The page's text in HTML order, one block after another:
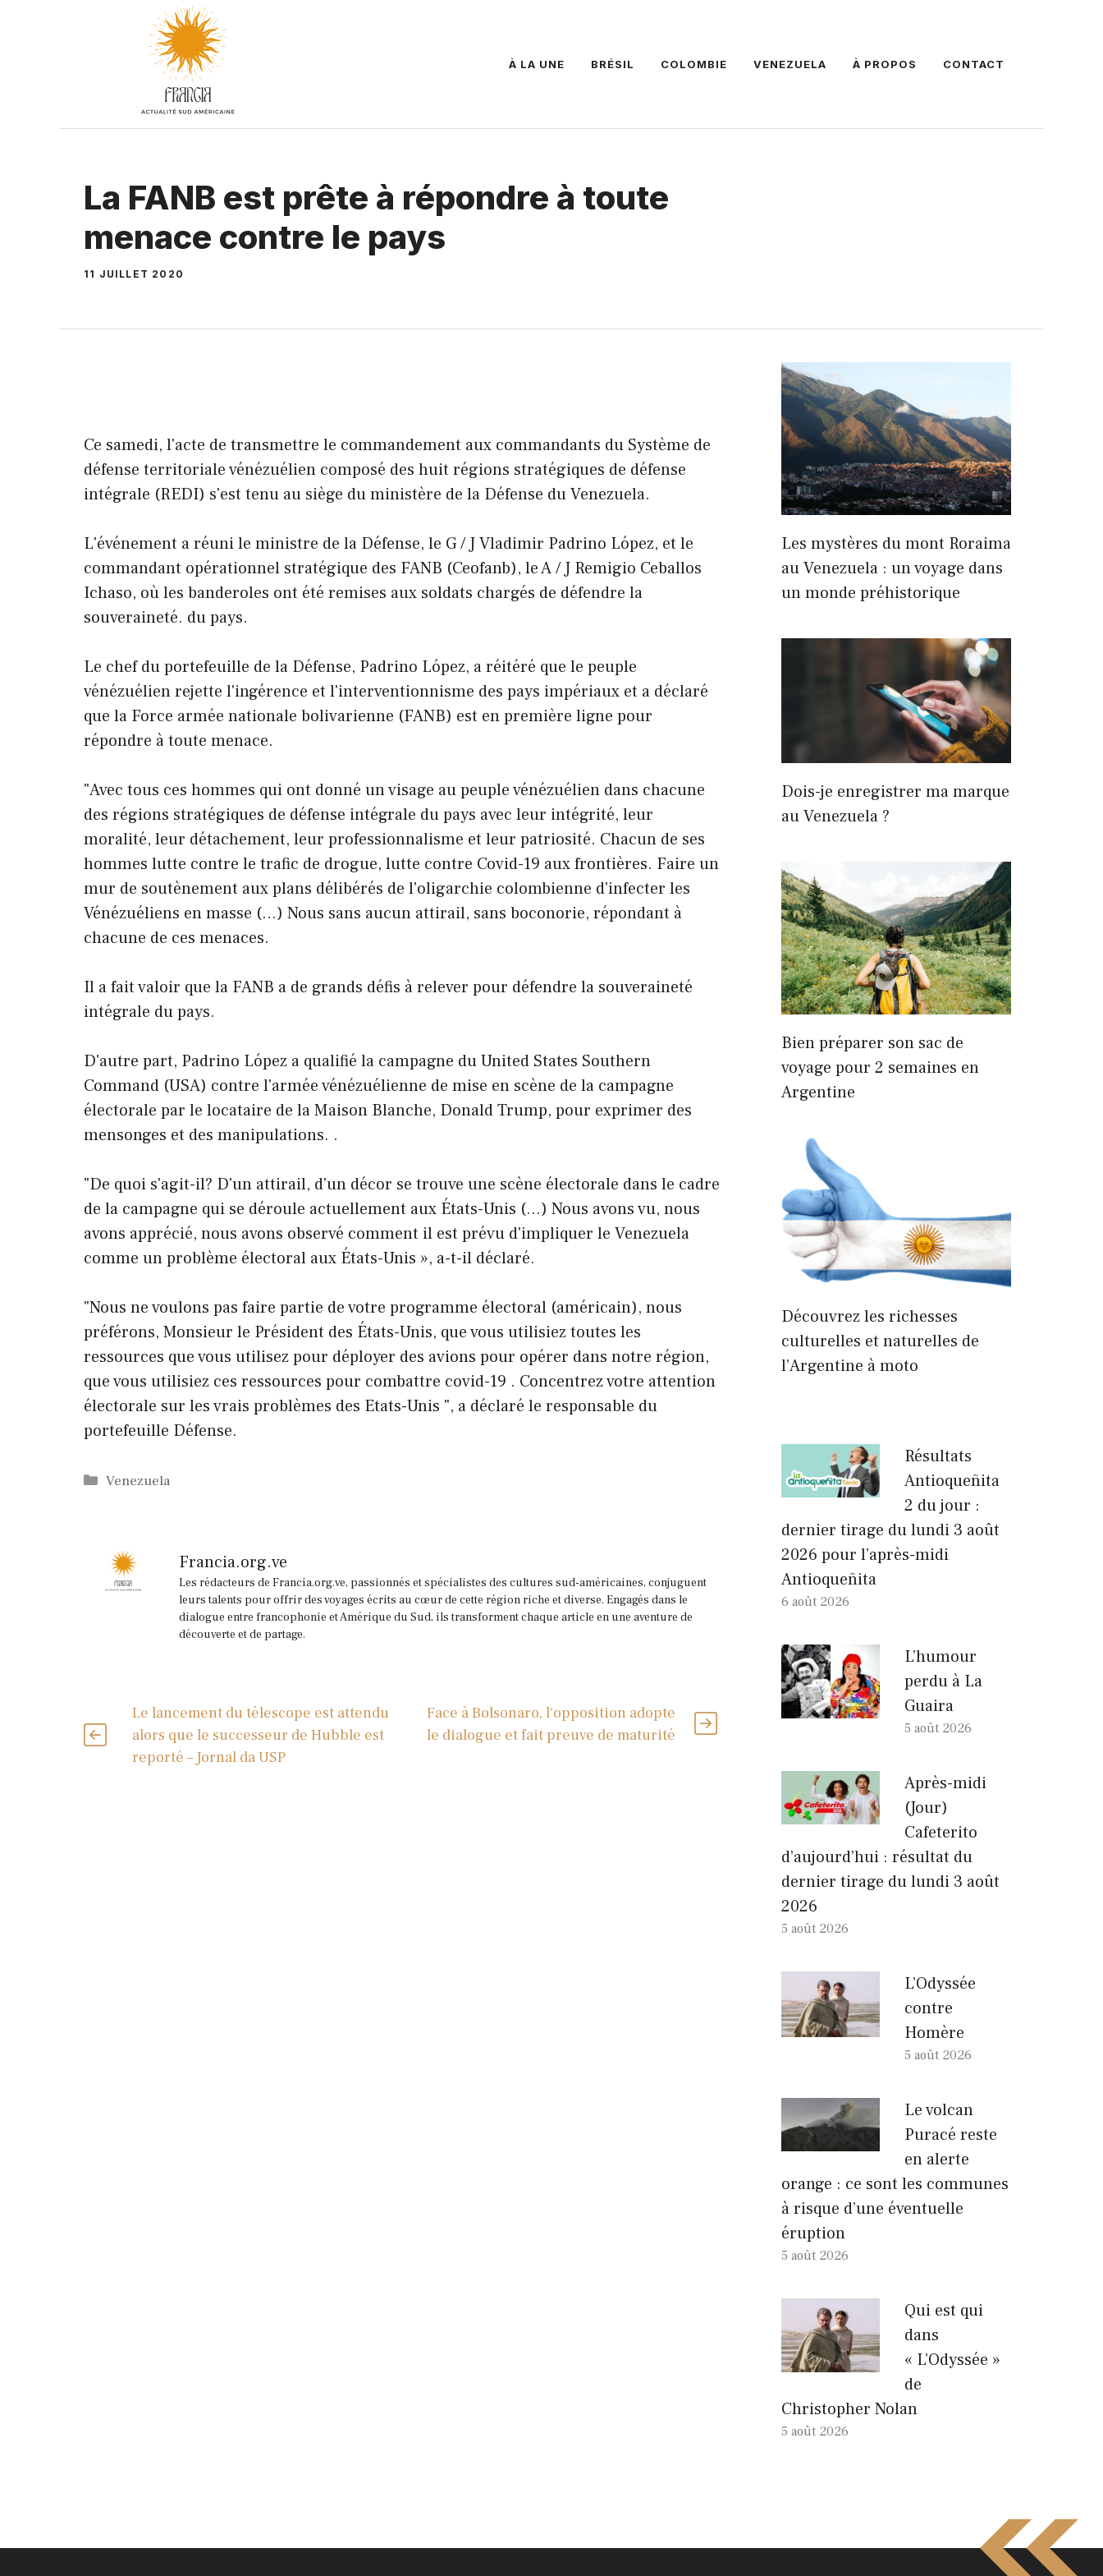
À LA UNE BRÉSIL COLOMBIE VENEZUELA À PROPOS CONTACT
La FANB est prête à répondre à toute
menace contre le pays
11 JUILLET 2020
Ce samedi, l'acte de transmettre le commandement aux commandants du Système de
défense territoriale vénézuélien composé des huit régions stratégiques de défense
intégrale (REDI) s'est tenu au siège du ministère de la Défense du Venezuela.
L'événement a réuni le ministre de la Défense, le G / J Vladimir Padrino López, et le
commandant opérationnel stratégique des FANB (Ceofanb), le A / J Remigio Ceballos
Ichaso, où les banderoles ont été remises aux soldats chargés de défendre la
souveraineté. du pays.
Le chef du portefeuille de la Défense, Padrino López, a réitéré que le peuple
vénézuélien rejette l'ingérence et l'interventionnisme des pays impériaux et a déclaré
que la Force armée nationale bolivarienne (FANB) est en première ligne pour
répondre à toute menace.
"Avec tous ces hommes qui ont donné un visage au peuple vénézuélien dans chacune
des régions stratégiques de défense intégrale du pays avec leur intégrité, leur
moralité, leur détachement, leur professionnalisme et leur patriosité. Chacun de ses
hommes lutte contre le trafic de drogue, lutte contre Covid-19 aux frontières. Faire un
mur de soutènement aux plans délibérés de l'oligarchie colombienne d'infecter les
Vénézuéliens en masse (…) Nous sans aucun attirail, sans boconorie, répondant à
chacune de ces menaces.
Il a fait valoir que la FANB a de grands défis à relever pour défendre la souveraineté
intégrale du pays.
D'autre part, Padrino López a qualifié la campagne du United States Southern
Command (USA) contre l'armée vénézuélienne de mise en scène de la campagne
électorale par le locataire de la Maison Blanche, Donald Trump, pour exprimer des
mensonges et des manipulations. .
"De quoi s'agit-il? D'un attirail, d'un décor se trouve une scène électorale dans le cadre
de la campagne qui se déroule actuellement aux États-Unis (…) Nous avons vu, nous
avons apprécié, nous avons observé comment il est prévu d'impliquer le Venezuela
comme un problème électoral aux États-Unis », a-t-il déclaré.
"Nous ne voulons pas faire partie de votre programme électoral (américain), nous
préférons, Monsieur le Président des États-Unis, que vous utilisiez toutes les
ressources que vous utilisez pour déployer des avions pour opérer dans notre région,
que vous utilisiez ces ressources pour combattre covid-19 . Concentrez votre attention
électorale sur les vrais problèmes des Etats-Unis ", a déclaré le responsable du
portefeuille Défense.
Catégories
Venezuela
Francia.org.ve
Les rédacteurs de Francia.org.ve, passionnés et spécialistes des cultures sud-américaines, conjuguent
leurs talents pour offrir des voyages écrits au cœur de cette région riche et diverse. Engagés dans le
dialogue entre francophonie et Amérique du Sud, ils transforment chaque article en une aventure de
découverte et de partage.
Le lancement du télescope est attendu
alors que le successeur de Hubble est
reporté – Jornal da USP
Face à Bolsonaro, l'opposition adopte
le dialogue et fait preuve de maturité
Les mystères du mont Roraima
au Venezuela : un voyage dans
un monde préhistorique
Dois-je enregistrer ma marque
au Venezuela ?
Bien préparer son sac de
voyage pour 2 semaines en
Argentine
Découvrez les richesses
culturelles et naturelles de
l’Argentine à moto
Résultats
Antioqueñita
2 du jour :
dernier tirage du lundi 3 août
2026 pour l’après-midi
Antioqueñita
6 août 2026
L’humour
perdu à La
Guaira
5 août 2026
Après-midi
(Jour)
Cafeterito
d’aujourd’hui : résultat du
dernier tirage du lundi 3 août
2026
5 août 2026
L’Odyssée
contre
Homère
5 août 2026
Le volcan
Puracé reste
en alerte
orange : ce sont les communes
à risque d’une éventuelle
éruption
5 août 2026
Qui est qui
dans
« L’Odyssée »
de
Christopher Nolan
5 août 2026